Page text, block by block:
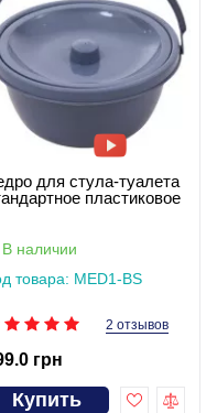
для стула-туалета
пластиковое
В наличии
товара: MED1-ВS
2 отзывов
грн
Купить